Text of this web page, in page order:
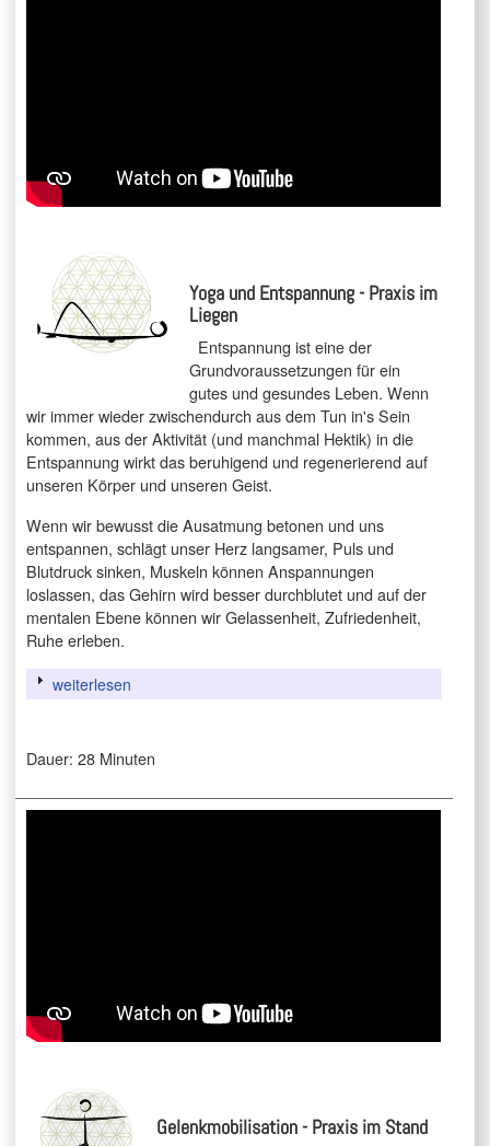
Yoga und Entspannung - Praxis im
Liegen
Entspannung ist eine der
Grundvoraussetzungen für ein
gutes und gesundes Leben. Wenn
wir immer wieder zwischendurch aus dem Tun in's Sein
kommen, aus der Aktivität (und manchmal Hektik) in die
Entspannung wirkt das beruhigend und regenerierend auf
unseren Körper und unseren Geist.
Wenn wir bewusst die Ausatmung betonen und uns
entspannen, schlägt unser Herz langsamer, Puls und
Blutdruck sinken, Muskeln können Anspannungen
loslassen, das Gehirn wird besser durchblutet und auf der
mentalen Ebene können wir Gelassenheit, Zufriedenheit,
Ruhe erleben.
weiterlesen
Dauer: 28 Minuten
Gelenkmobilisation - Praxis im Stand